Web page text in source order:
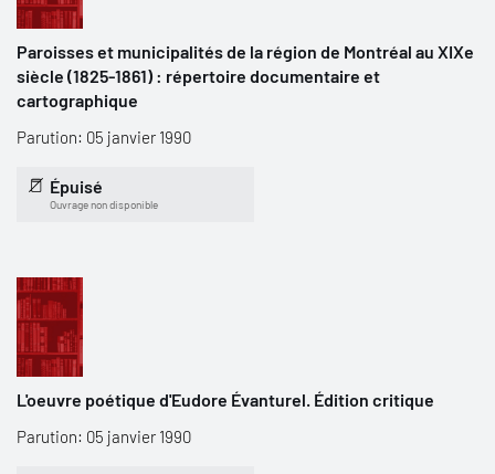
Paroisses et municipalités de la région de Montréal au XIXe
siècle (1825-1861) : répertoire documentaire et
cartographique
Parution: 05 janvier 1990
Épuisé
Ouvrage non disponible
L'oeuvre poétique d'Eudore Évanturel. Édition critique
Parution: 05 janvier 1990